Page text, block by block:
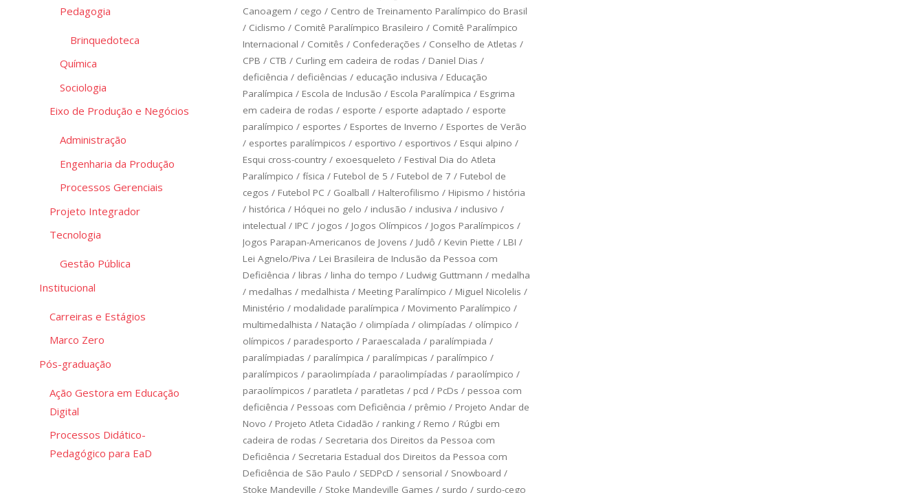
Canoagem / cego / Centro de Treinamento Paralímpico do Brasil
/ Ciclismo / Comitê Paralímpico Brasileiro / Comitê Paralímpico
Internacional / Comitês / Confederações / Conselho de Atletas /
CPB / CTB / Curling em cadeira de rodas / Daniel Dias /
deficiência / deficiências / educação inclusiva / Educação
Paralímpica / Escola de Inclusão / Escola Paralímpica / Esgrima
em cadeira de rodas / esporte / esporte adaptado / esporte
paralímpico / esportes / Esportes de Inverno / Esportes de Verão
/ esportes paralímpicos / esportivo / esportivos / Esqui alpino /
Esqui cross-country/ exoesqueleto / Festival Dia do Atleta
Paralímpico / física / Futebol de 5 / Futebol de 7 / Futebol de
cegos / Futebol PC / Goalball / Halterofilismo / Hipismo / história
/ histórica / Hóquei no gelo / inclusão / inclusiva / inclusivo /
intelectual / IPC / jogos / Jogos Olímpicos / Jogos Paralímpicos /
Jogos Parapan-Americanos de Jovens / Judô / Kevin Piette / LBI /
Lei Agnelo/Piva / Lei Brasileira de Inclusão da Pessoa com
Deficiência / libras / linha do tempo / Ludwig Guttmann / medalha
/ medalhas / medalhista / Meeting Paralímpico / Miguel Nicolelis /
Ministério / modalidade paralímpica / Movimento Paralímpico /
multimedalhista / Natação / olimpíada / olimpíadas / olímpico /
olímpicos / paradesporto / Paraescalada / paralímpiada /
paralímpiadas / paralímpica / paralímpicas / paralímpico /
paralímpicos / paraolimpíada / paraolimpíadas / paraolímpico /
paraolímpicos / paratleta / paratletas / pcd / PcDs / pessoa com
deficiência / Pessoas com Deficiência / prêmio / Projeto Andar de
Novo / Projeto Atleta Cidadão / ranking/ Remo / Rúgbi em
cadeira de rodas / Secretaria dos Direitos da Pessoa com
Deficiência / Secretaria Estadual dos Direitos da Pessoa com
Deficiência de São Paulo / SEDPcD / sensorial / Snowboard /
Stoke Mandeville / Stoke Mandeville Games / surdo / surdo-cego
Pedagogia
Brinquedoteca
Química
Sociologia
Eixo de Produção e Negócios
Administração
Engenharia da Produção
Processos Gerenciais
Projeto Integrador
Tecnologia
Gestão Pública
Institucional
Carreiras e Estágios
Marco Zero
Pós-graduação
Ação Gestora em Educação
Digital
Processos Didático-
Pedagógico para EaD